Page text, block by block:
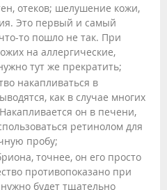
отеков; шелушение кожи,
Это первый и самый
то пошло не так. При
на аллергические,
тут же прекратить;
накапливаться в
как в случае многих
он в печени,
ретинолом для
пробу;
точнее, он его просто
противопоказано при
будет тщательно